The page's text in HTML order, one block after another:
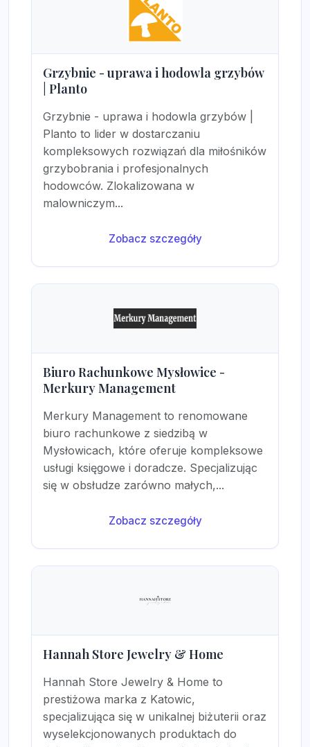
Grzybnie - uprawa i hodowla grzybów
| Planto
Grzybnie - uprawa i hodowla grzybów |
Planto to lider w dostarczaniu
kompleksowych rozwiązań dla miłośników
grzybobrania i profesjonalnych
hodowców. Zlokalizowana w
malowniczym...
Zobacz szczegóły
Biuro Rachunkowe Mysłowice -
Merkury Management
Merkury Management to renomowane
biuro rachunkowe z siedzibą w
Mysłowicach, które oferuje kompleksowe
usługi księgowe i doradcze. Specjalizując
się w obsłudze zarówno małych,...
Zobacz szczegóły
Hannah Store Jewelry & Home
Hannah Store Jewelry & Home to
prestiżowa marka z Katowic,
specjalizująca się w unikalnej biżuterii oraz
wyselekcjonowanych produktach do